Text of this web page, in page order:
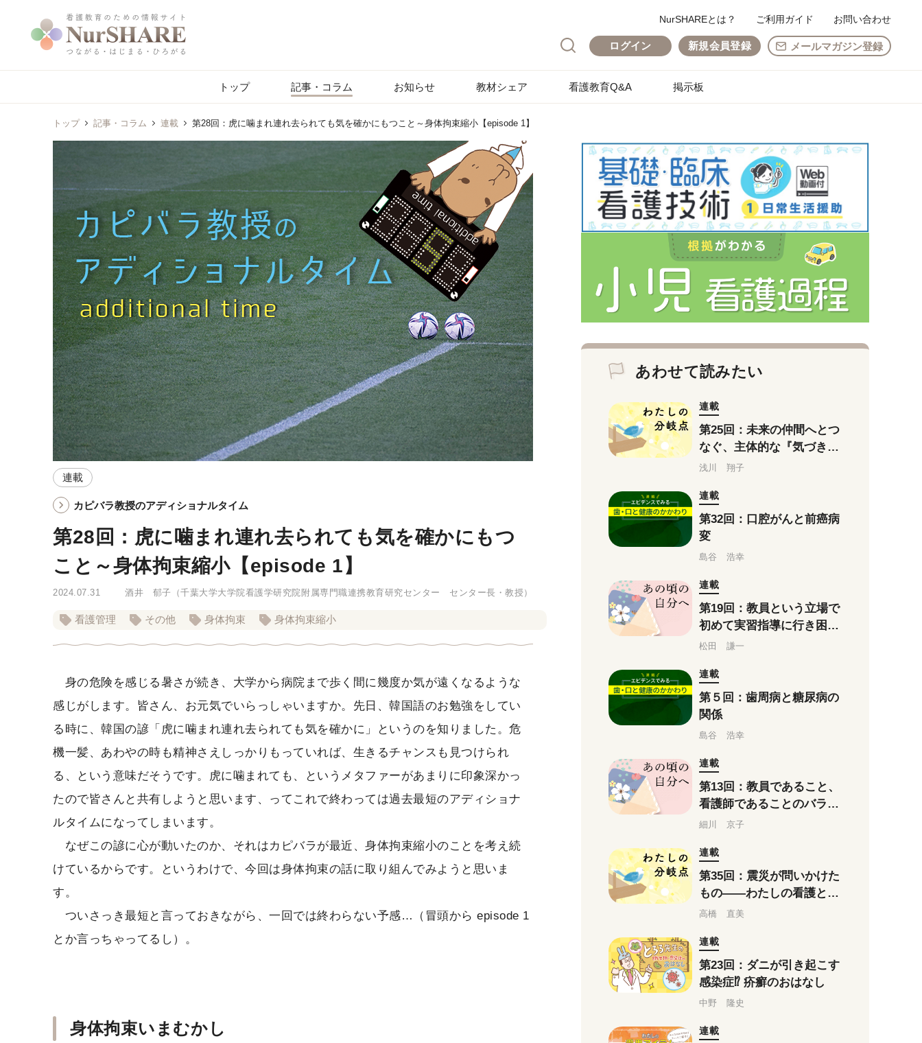
NurSHAREとは？ ご利用ガイド お問い合わせ
ログイン 新規会員登録 メールマガジン登録
トップ 記事・コラム お知らせ 教材シェア 看護教育Q&A 掲示板
トップ 記事・コラム 連載 第28回：虎に噛まれ連れ去られても気を確かにもつこと～身体拘束縮小【episode 1】
連載
カピバラ教授のアディショナルタイム
第28回：虎に噛まれ連れ去られても気を確かにもつ
こと～身体拘束縮小【episode 1】
2024.07.31 酒井 郁子 （千葉大学大学院看護学研究院附属専門職連携教育研究センター センター長・教授）
看護管理 その他 身体拘束 身体拘束縮小
身の危険を感じる暑さが続き、大学から病院まで歩く間に幾度か気が遠くなるような
感じがします。皆さん、お元気でいらっしゃいますか。先日、韓国語のお勉強をしてい
る時に、韓国の諺「虎に噛まれ連れ去られても気を確かに」というのを知りました。危
機一髪、あわやの時も精神さえしっかりもっていれば、生きるチャンスも見つけられ
る、という意味だそうです。虎に噛まれても、というメタファーがあまりに印象深かっ
たので皆さんと共有しようと思います、ってこれで終わっては過去最短のアディショナ
ルタイムになってしまいます。
なぜこの諺に心が動いたのか、それはカピバラが最近、身体拘束縮小のことを考え続
けているからです。というわけで、今回は身体拘束の話に取り組んでみようと思いま
す。
ついさっき最短と言っておきながら、一回では終わらない予感…（冒頭から episode 1
とか言っちゃってるし）。
身体拘束いまむかし
あわせて読みたい
連載
第25回：未来の仲間へとつ
なぐ、主体的な『気づき』
の育成
浅川 翔子
連載
第32回：口腔がんと前癌病
変
島谷 浩幸
連載
第19回：教員という立場で
初めて実習指導に行き困惑
した私へ
松田 謙一
連載
第５回：歯周病と糖尿病の
関係
島谷 浩幸
連載
第13回：教員であること、
看護師であることのバラン
スを追い求め続けるあなた
細川 京子
連載
第35回：震災が問いかけた
もの——わたしの看護と教
育の分岐点
高橋 直美
連載
第23回：ダニが引き起こす
感染症⁉ 疥癬のおはなし
中野 隆史
連載